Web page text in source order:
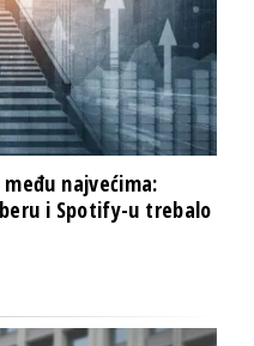
najvećima:
i Spotify-u trebalo